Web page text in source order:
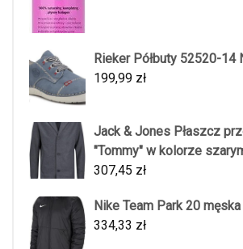
Rieker Półbuty 52520-14
199,99 zł
Jack & Jones Płaszcz
"Tommy" w kolorze
307,45 zł
Nike Team Park 20
334,33 zł